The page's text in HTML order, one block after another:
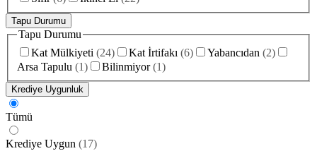
Tapu Durumu
Tapu Durumu
Kat Mülkiyeti (24) Kat İrtifakı (6) Yabancıdan (2)
Arsa Tapulu (1) Bilinmiyor (1)
Krediye Uygunluk
Tümü
Krediye Uygun (17)